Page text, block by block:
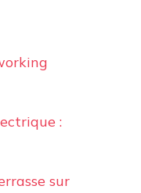
:
sur